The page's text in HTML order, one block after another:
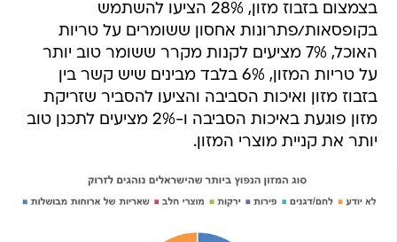
בצמצום בזבוז מזון, 28% הציעו להשתמש
בקופסאות/פתרונות אחסון ששומרים על טריות
האוכל, 7% מציעים לקנות מקרר ששומר טוב יותר
על טריות המזון, 6% בלבד מבינים שיש קשר בין
בזבוז מזון ואיכות הסביבה והציעו להסביר שזריקת
מזון פוגעת באיכות הסביבה ו-2% מציעים לתכנן טוב
יותר את קניית מוצרי המזון.